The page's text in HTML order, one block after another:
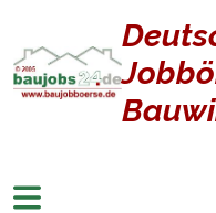
Jobangebote